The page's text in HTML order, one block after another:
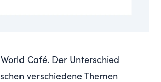
Café. Der Unterschied
verschiedene Themen